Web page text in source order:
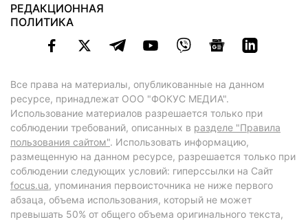
РЕДАКЦИОННАЯ
ПОЛИТИКА
Все права на материалы, опубликованные на данном
ресурсе, принадлежат ООО "ФОКУС МЕДИА".
Использование материалов разрешается только при
соблюдении требований, описанных в разделе "Правила
пользования сайтом". Использовать информацию,
размещенную на данном ресурсе, разрешается только при
соблюдении следующих условий: гиперссылки на Сайт
focus.ua, упоминания первоисточника не ниже первого
абзаца, объема использования, который не может
превышать 50% от общего объема оригинального текста,